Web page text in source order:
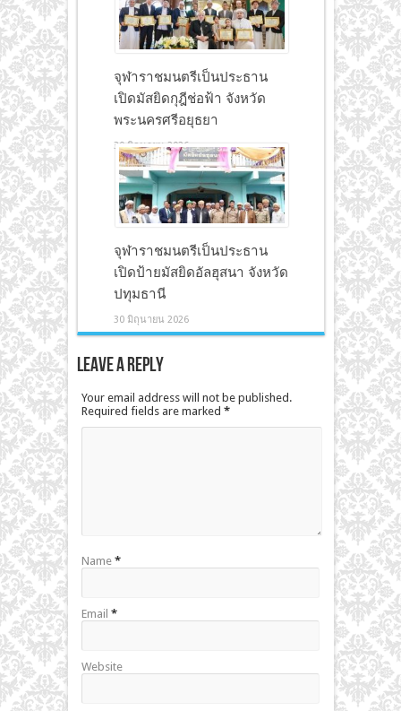
จุฬาราชมนตรีเป็นประธาน
เปิดมัสยิดกุฎีช่อฟ้า จังหวัด
พระนครศรีอยุธยา
30 มิถุนายน 2026
จุฬาราชมนตรีเป็นประธาน
เปิดป้ายมัสยิดอัลฮุสนา จังหวัด
ปทุมธานี
30 มิถุนายน 2026
Leave a Reply
Your email address will not be published.
Required fields are marked *
Name *
Email *
Website